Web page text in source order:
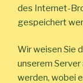
des Internet-
gespeichert
Wir weisen Sie
unserem
werden, wobei